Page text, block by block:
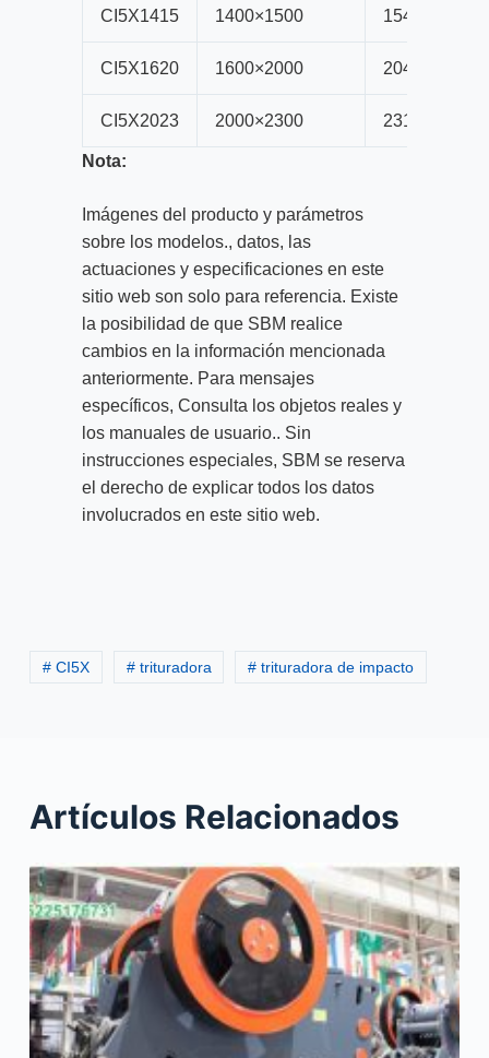
CI5X1415 1400×1500 1540×1320
CI5X1620 1600×2000 2040×1630
CI5X2023 2000×2300 2310×1990
Nota:
Imágenes del producto y parámetros
sobre los modelos., datos, las
actuaciones y especificaciones en este
sitio web son solo para referencia. Existe
la posibilidad de que SBM realice
cambios en la información mencionada
anteriormente. Para mensajes
específicos, Consulta los objetos reales y
los manuales de usuario.. Sin
instrucciones especiales, SBM se reserva
el derecho de explicar todos los datos
involucrados en este sitio web.
# CI5X # trituradora # trituradora de impacto
Artículos Relacionados